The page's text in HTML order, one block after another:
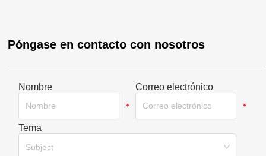
Póngase en contacto con nosotros
Nombre
*
Correo electrónico
*
Tema
Subject